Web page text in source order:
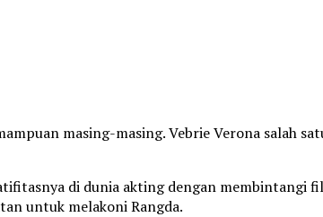
masing-masing. Vebrie Verona salah
di dunia akting dengan membintangi
untuk melakoni Rangda.